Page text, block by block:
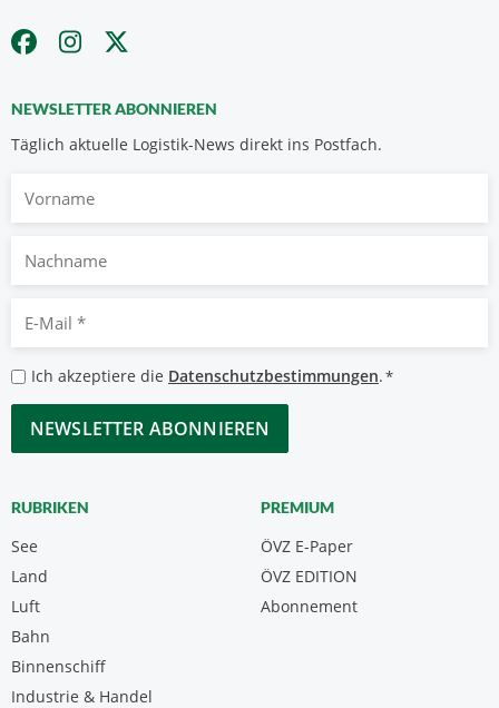
NEWSLETTER ABONNIEREN
Täglich aktuelle Logistik-News direkt ins Postfach.
Nachname
Mail
*
Datenschutzbestimmungen
*
Ich akzeptiere die Datenschutzbestimmungen.*
CAPTCHA
RUBRIKEN
See
Land
Luft
Bahn
Binnenschiff
Industrie & Handel
PREMIUM
ÖVZ E-Paper
Abonnement
ÖVZ EDITION